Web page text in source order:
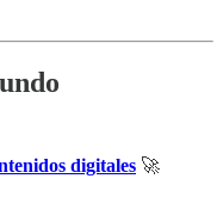
digitales 🚀